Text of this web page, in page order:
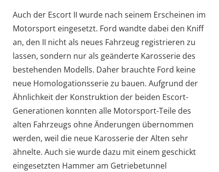
Auch der Escort II wurde nach seinem Erscheinen im
Motorsport eingesetzt. Ford wandte dabei den Kniff
an, den II nicht als neues Fahrzeug registrieren zu
lassen, sondern nur als geänderte Karosserie des
bestehenden Modells. Daher brauchte Ford keine
neue Homologationsserie zu bauen. Aufgrund der
Ähnlichkeit der Konstruktion der beiden Escort-
Generationen konnten alle Motorsport-Teile des
alten Fahrzeugs ohne Änderungen übernommen
werden, weil die neue Karosserie der Alten sehr
ähnelte. Auch sie wurde dazu mit einem geschickt
eingesetzten Hammer am Getriebetunnel